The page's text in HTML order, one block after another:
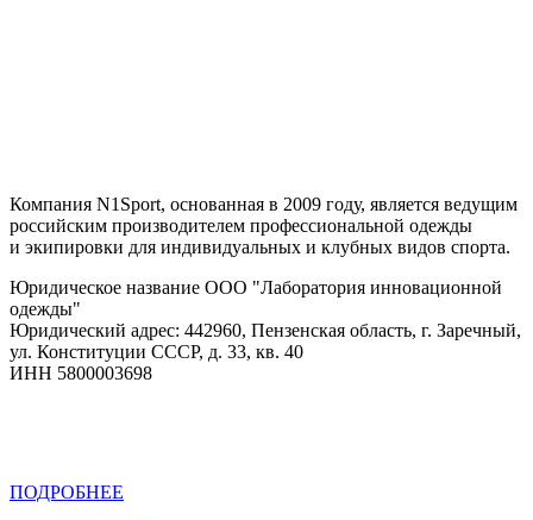
Компания N1Sport, основанная в 2009 году, является ведущим
российским производителем профессиональной одежды
и экипировки для индивидуальных и клубных видов спорта.
Юридическое название ООО "Лаборатория инновационной
одежды"
Юридический адрес: 442960, Пензенская область, г. Заречный,
ул. Конституции СССР, д. 33, кв. 40
ИНН 5800003698
ПОДРОБНЕЕ